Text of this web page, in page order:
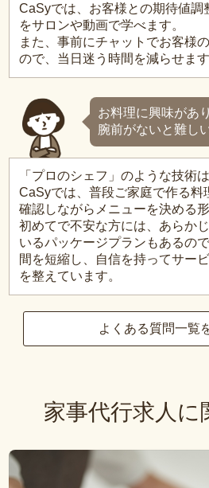
CaSyでは、お客様との期待値調
をサロンや動画で学べます。
また、事前にチャットでお客様
ので、当日迷う時間を減らせます
お料理に興味があ
腕前がないと難し
「プロのシェフ」のような技術
CaSyでは、普段ご家庭で作る料
確認しながらメニューを決める形
初めてで不安な方には、あらか
いるパッケージプランもあるの
間を短縮し、自信を持ってサー
を整えています。
よくある質問一覧
家事代行求人に